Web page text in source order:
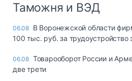
Таможня и ВЭД
06.08 В Воронежской области
100 тыс. руб. за
06.08 Товарооборот России и
две трети